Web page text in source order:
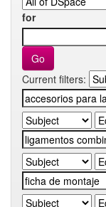
for
Current filters: